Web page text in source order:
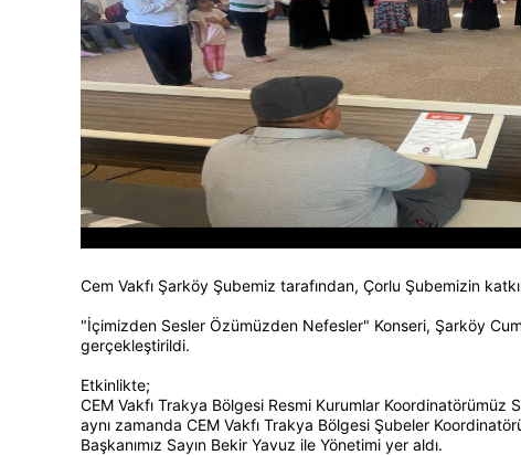
Cem Vakfı Şarköy Şubemiz tarafından, Çorlu Şubemizin
"İçimizden Sesler Özümüzden Nefesler" Konseri, Şarköy
gerçekleştirildi.
Etkinlikte;
CEM Vakfı Trakya Bölgesi Resmi Kurumlar Koordinatörümüz
aynı zamanda CEM Vakfı Trakya Bölgesi Şubeler
Başkanımız Sayın Bekir Yavuz ile Yönetimi yer aldı.